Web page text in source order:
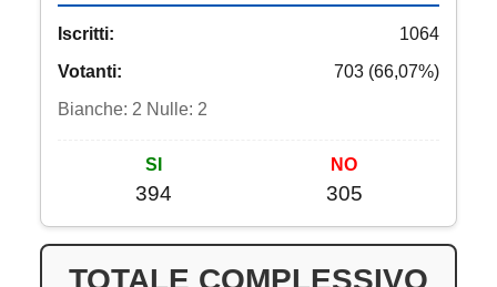
Iscritti:
1064
Votanti:
703 (66,07%)
Bianche: 2 Nulle: 2
SI
394
NO
305
TOTALE COMPLESSIVO